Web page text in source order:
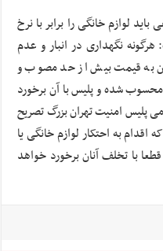
لوازم خانگی را برابر با نرخ
نگهداری در انبار و عدم
آن به قیمت بیش از حد مصوب و
محسوب شده و پلیس با آن برخورد
پلیس امنیت تهران بزرگ تصریح
اقدام به احتکار لوازم خانگی یا
با تخلف آنان برخورد خواهد